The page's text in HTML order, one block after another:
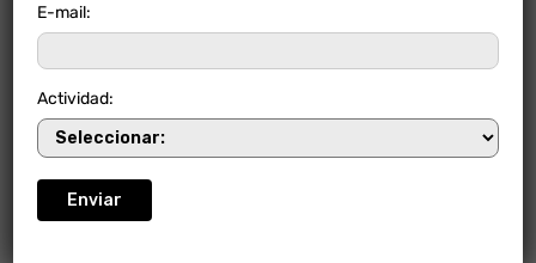
E-mail:
Actividad: